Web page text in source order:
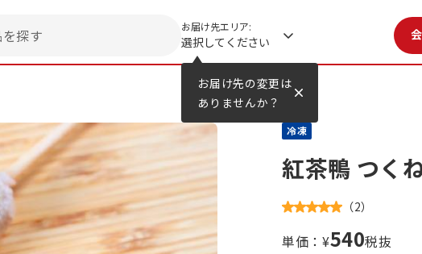
お届け先の変更は
ありませんか？
探す お届け先エリア:
選択してください
冷凍
紅茶鴨 つく
（2）
単価：¥540税抜